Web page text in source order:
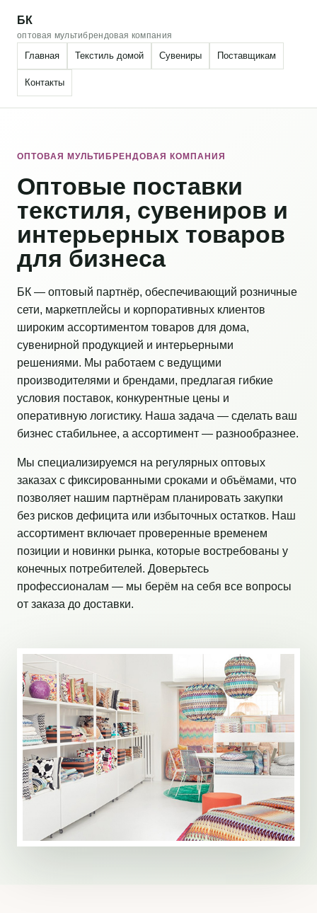
БК
оптовая мультибрендовая компания
Главная Текстиль домой Сувениры Поставщикам
Контакты
ОПТОВАЯ МУЛЬТИБРЕНДОВАЯ КОМПАНИЯ
Оптовые поставки
текстиля, сувениров и
интерьерных товаров
для бизнеса
БК — оптовый партнёр, обеспечивающий розничные
сети, маркетплейсы и корпоративных клиентов
широким ассортиментом товаров для дома,
сувенирной продукцией и интерьерными
решениями. Мы работаем с ведущими
производителями и брендами, предлагая гибкие
условия поставок, конкурентные цены и
оперативную логистику. Наша задача — сделать ваш
бизнес стабильнее, а ассортимент — разнообразнее.
Мы специализируемся на регулярных оптовых
заказах с фиксированными сроками и объёмами, что
позволяет нашим партнёрам планировать закупки
без рисков дефицита или избыточных остатков. Наш
ассортимент включает проверенные временем
позиции и новинки рынка, которые востребованы у
конечных потребителей. Доверьтесь
профессионалам — мы берём на себя все вопросы
от заказа до доставки.